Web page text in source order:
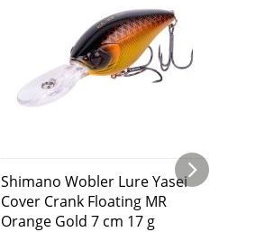
Shimano Wobler Lure Yasei
Cover Crank Floating MR
Orange Gold 7 cm 17 g